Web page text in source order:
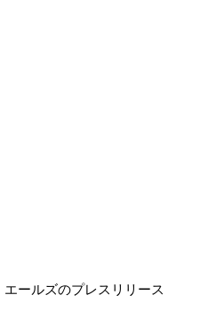
ールズのプレスリリース